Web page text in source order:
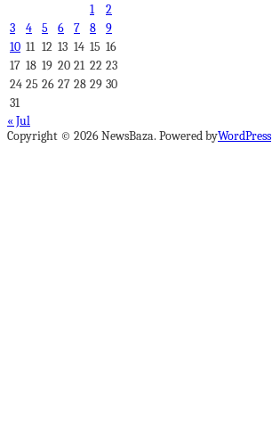
1
2
3
4 5 6 7 8
9
10 11 12 13 14 15 16
17 18 19 20 21 22 23
24 25 26 27 28 29 30
31
« Jul
Copyright © 2026 NewsBaza. Powered byWordPress